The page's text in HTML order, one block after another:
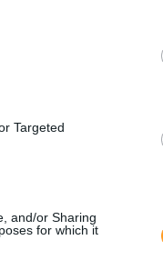
Targeted
and/or Sharing
for which it
INTENSAMENTE